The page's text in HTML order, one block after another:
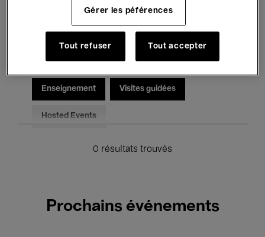
Musique électronique
Pour tous Kids’ Palace
Enseignement Visites guidées
Hosted Events
0 résultats trouvés
Prochains événements
Gérer les péférences
Tout refuser Tout accepter